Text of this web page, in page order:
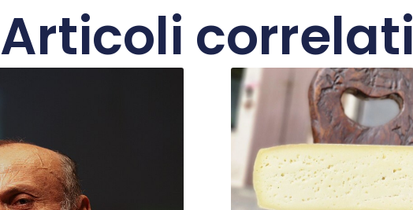
Articoli correlati